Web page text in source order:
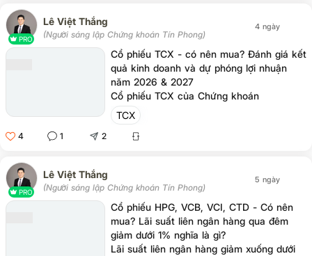
PRO
Lê Việt Thắng
(Người sáng lập Chứng khoán Tín Phong)
4 ngày
Cổ phiếu TCX - có nên mua? Đánh giá kết
quả kinh doanh và dự phóng lợi nhuận
năm 2026 & 2027
Cổ phiếu TCX của Chứng khoán
Techcombank, một công ty chứng khoán
hàng đầu Việt Nam, đang thu hút sự chú
ý của nhà đầu tư với mô hình WealthTech
TCX
4 1 2
PRO
Lê Việt Thắng
(Người sáng lập Chứng khoán Tín Phong)
5 ngày
Cổ phiếu HPG, VCB, VCI, CTD - Có nên
mua? Lãi suất liên ngân hàng qua đêm
giảm dưới 1% nghĩa là gì?
Lãi suất liên ngân hàng giảm xuống dưới